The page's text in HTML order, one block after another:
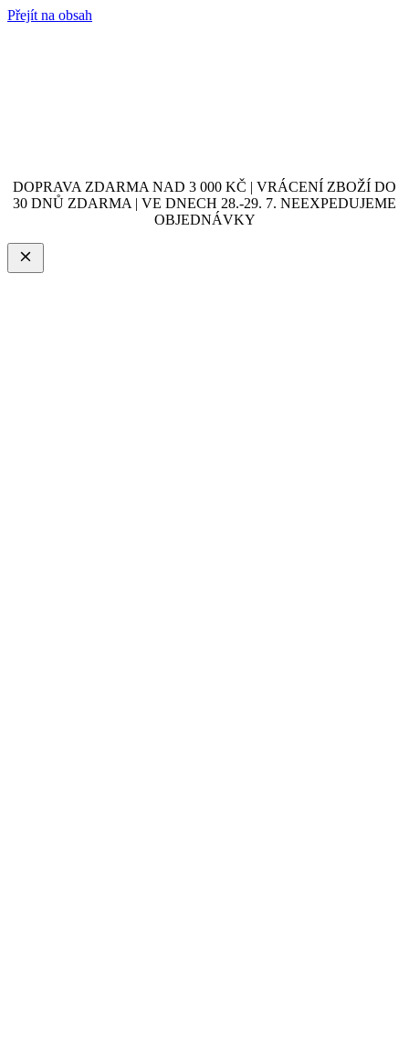
Přejít na obsah
DOPRAVA ZDARMA NAD 3 000 KČ | VRÁCENÍ ZBOŽÍ DO
30 DNŮ ZDARMA | VE DNECH 28.-29. 7. NEEXPEDUJEME
OBJEDNÁVKY